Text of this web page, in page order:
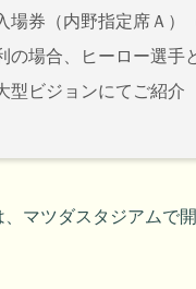
場券（内野指定席Ａ）
の場合、ヒーロー選手
型ビジョンにてご紹介
、マツダスタジアムで